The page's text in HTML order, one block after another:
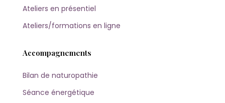
Ateliers en présentiel
Ateliers/formations en ligne
Accompagnements
Bilan de naturopathie
Séance énergétique